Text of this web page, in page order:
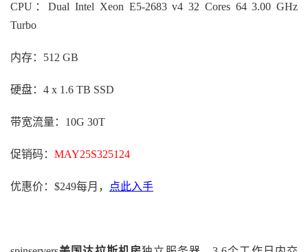
CPU：Dual Intel Xeon E5-2683 v4 32 Cores 64 3.00 GHz
Turbo
内存：512 GB
硬盘：4 x 1.6 TB SSD
带宽流量：10G 30T
促销码： MAY25S325124
优惠价：$249每月， 点此入手